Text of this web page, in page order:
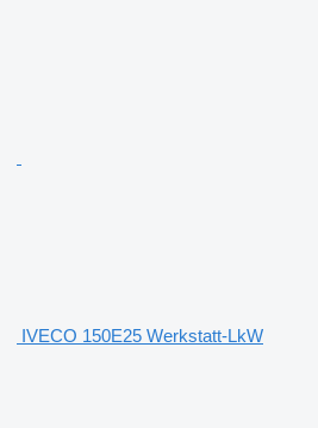
IVECO 150E25 Werkstatt-LkW